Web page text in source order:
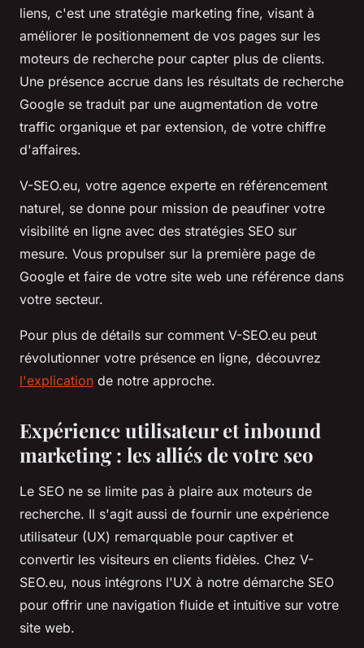
liens, c'est une stratégie marketing fine, visant à
améliorer le positionnement de vos pages sur les
moteurs de recherche pour capter plus de clients.
Une présence accrue dans les résultats de recherche
Google se traduit par une augmentation de votre
traffic organique et par extension, de votre chiffre
d'affaires.
V-SEO.eu, votre agence experte en référencement
naturel, se donne pour mission de peaufiner votre
visibilité en ligne avec des stratégies SEO sur
mesure. Vous propulser sur la première page de
Google et faire de votre site web une référence dans
votre secteur.
Pour plus de détails sur comment V-SEO.eu peut
révolutionner votre présence en ligne, découvrez
l'explication de notre approche.
Expérience utilisateur et inbound
marketing : les alliés de votre seo
Le SEO ne se limite pas à plaire aux moteurs de
recherche. Il s'agit aussi de fournir une expérience
utilisateur (UX) remarquable pour captiver et
convertir les visiteurs en clients fidèles. Chez V-
SEO.eu, nous intégrons l'UX à notre démarche SEO
pour offrir une navigation fluide et intuitive sur votre
site web.